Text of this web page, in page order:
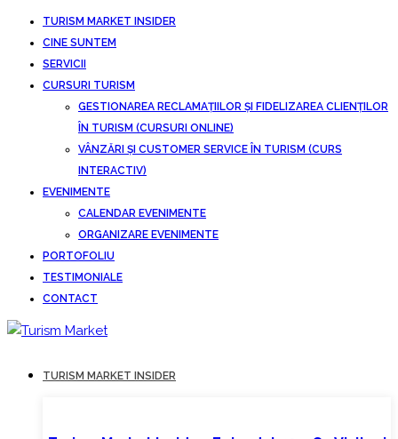
TURISM MARKET INSIDER
CINE SUNTEM
SERVICII
CURSURI TURISM
GESTIONAREA RECLAMAȚIILOR ȘI FIDELIZAREA CLIENȚILOR
ÎN TURISM (CURSURI ONLINE)
VÂNZĂRI ȘI CUSTOMER SERVICE ÎN TURISM (CURS
INTERACTIV)
EVENIMENTE
CALENDAR EVENIMENTE
ORGANIZARE EVENIMENTE
PORTOFOLIU
TESTIMONIALE
CONTACT
TURISM MARKET INSIDER